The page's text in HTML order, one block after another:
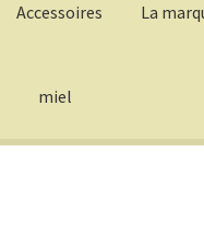
Accessoires La
miel